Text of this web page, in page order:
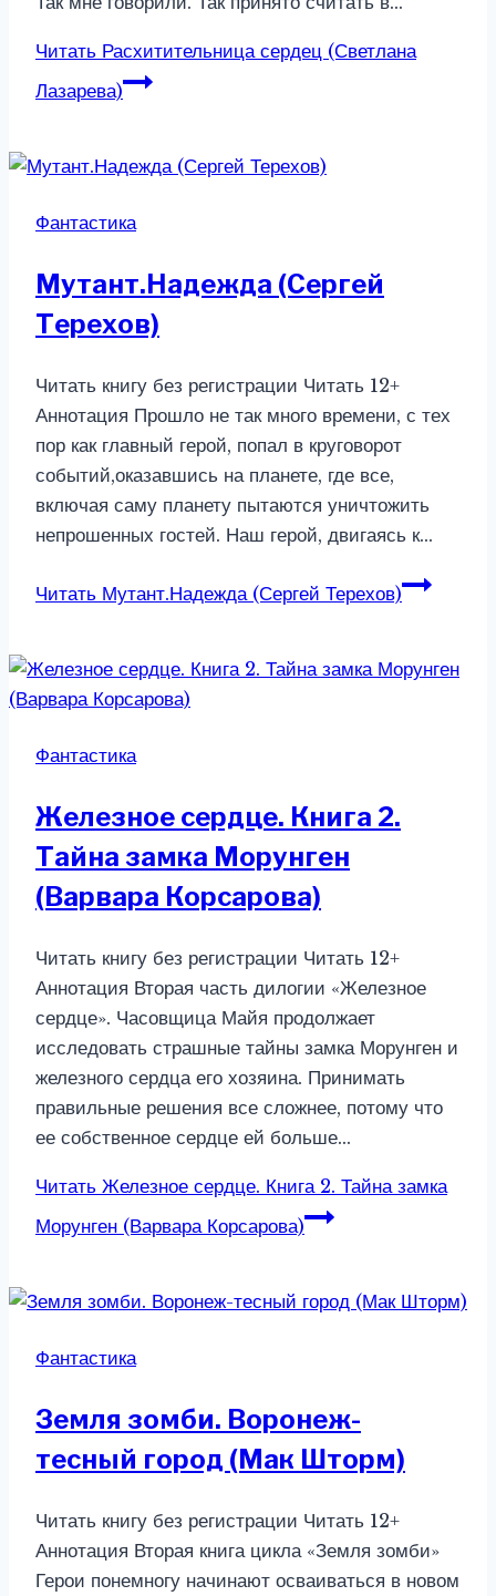
Читать Расхитительница сердец (Светлана
Лазарева)
Фантастика
Мутант.Надежда (Сергей
Терехов)
Читать книгу без регистрации Читать 12+
Аннотация Прошло не так много времени, с тех
пор как главный герой, попал в круговорот
событий,оказавшись на планете, где все,
включая саму планету пытаются уничтожить
непрошенных гостей. Наш герой, двигаясь к…
Читать Мутант.Надежда (Сергей Терехов)
Фантастика
Железное сердце. Книга 2.
Тайна замка Морунген
(Варвара Корсарова)
Читать книгу без регистрации Читать 12+
Аннотация Вторая часть дилогии «Железное
сердце». Часовщица Майя продолжает
исследовать страшные тайны замка Морунген и
железного сердца его хозяина. Принимать
правильные решения все сложнее, потому что
ее собственное сердце ей больше…
Читать Железное сердце. Книга 2. Тайна замка
Морунген (Варвара Корсарова)
Фантастика
Земля зомби. Воронеж-
тесный город (Мак Шторм)
Читать книгу без регистрации Читать 12+
Аннотация Вторая книга цикла «Земля зомби»
Герои понемногу начинают осваиваться в новом